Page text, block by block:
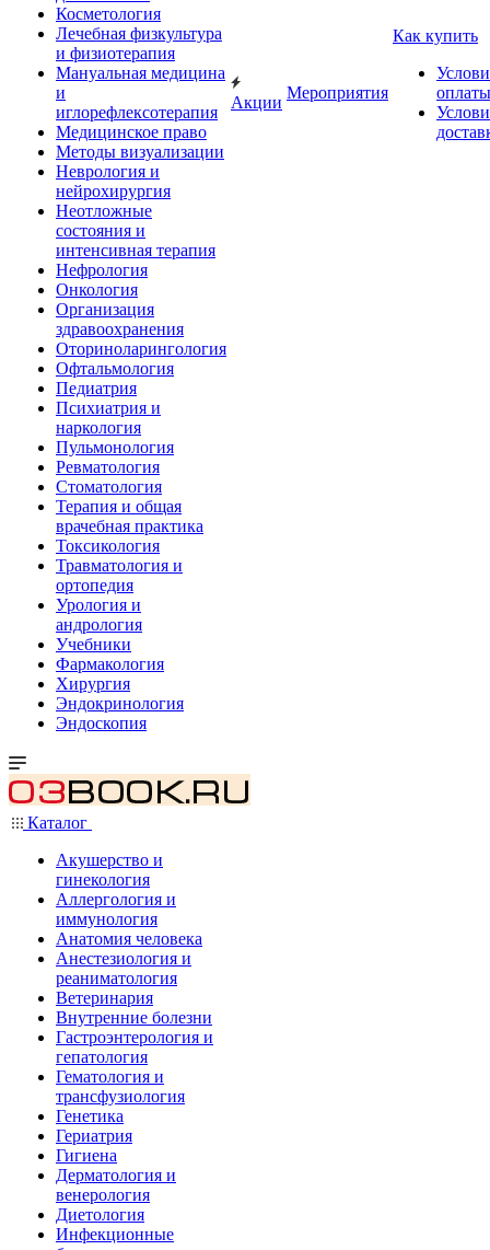
Косметология
Лечебная физкультура
и физиотерапия
Мануальная медицина
и
иглорефлексотерапия
Медицинское право
Методы визуализации
Неврология и
нейрохирургия
Неотложные
состояния и
интенсивная терапия
Нефрология
Онкология
Организация
здравоохранения
Оториноларингология
Офтальмология
Педиатрия
Психиатрия и
наркология
Пульмонология
Ревматология
Стоматология
Терапия и общая
врачебная практика
Токсикология
Травматология и
ортопедия
Урология и
андрология
Учебники
Фармакология
Хирургия
Эндокринология
Эндоскопия
Акции
Мероприятия
Как купить
оплаты
Каталог
Акушерство и
гинекология
Аллергология и
иммунология
Анатомия человека
Анестезиология и
реаниматология
Ветеринария
Внутренние болезни
Гастроэнтерология и
гепатология
Гематология и
трансфузиология
Генетика
Гериатрия
Гигиена
Дерматология и
венерология
Диетология
Инфекционные